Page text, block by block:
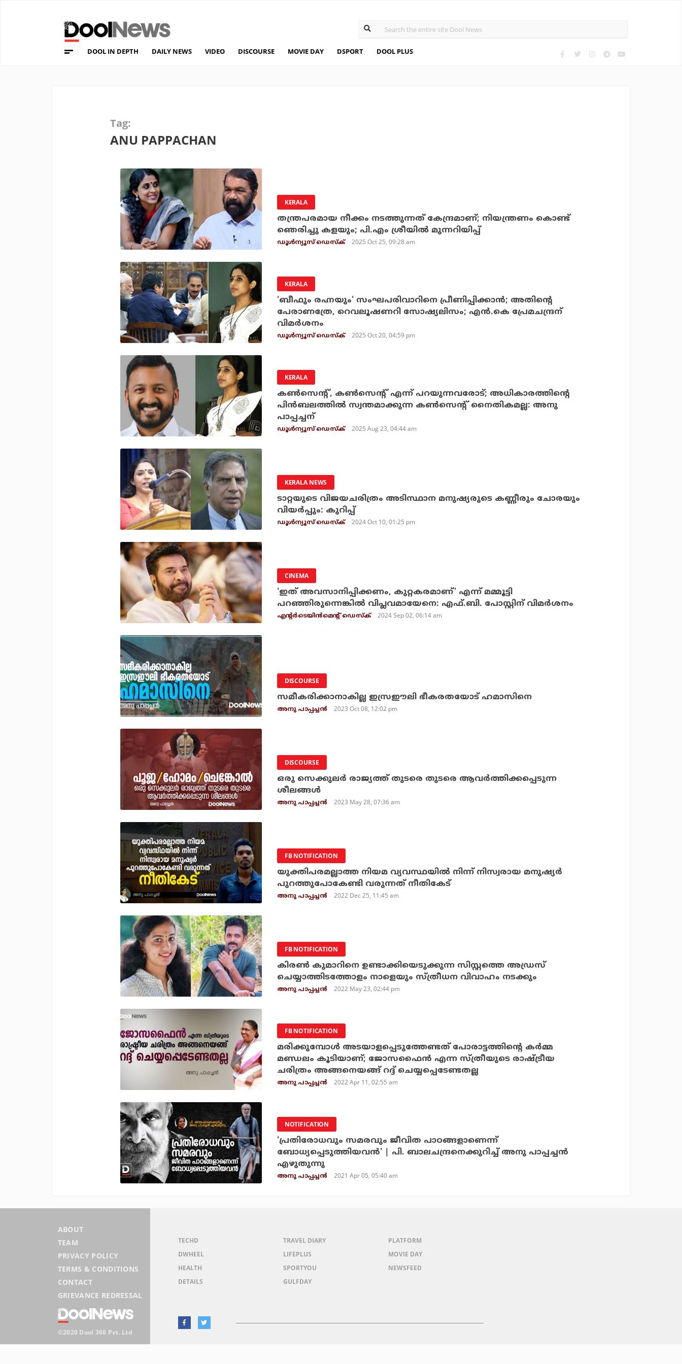
DOOL IN DEPTH DAILY NEWS VIDEO DISCOURSE MOVIE DAY DSPORT DOOL PLUS
Tag:
ANU PAPPACHAN
KERALA
തന്ത്രപരമായ നീക്കം നടത്തുന്നത് കേന്ദ്രമാണ്; നിയന്ത്രണം കൊണ്ട്
ഞെരിച്ചു കളയും; പി.എം ശ്രീയില്‍ മുന്നറിയിപ്പ്
ഡൂള്‍ന്യൂസ് ഡെസ്‌ക് 2025 Oct 25, 09:28 am
KERALA
'ബീഫും രഹ്നയും' സംഘപരിവാറിനെ പ്രീണിപ്പിക്കാന്‍; അതിന്റെ
പേരാണത്രേ, റെവലൂഷണറി സോഷ്യലിസം; എന്‍.കെ പ്രേമചന്ദ്രന്
വിമര്‍ശനം
ഡൂള്‍ന്യൂസ് ഡെസ്‌ക് 2025 Oct 20, 04:59 pm
KERALA
കണ്‍സെന്റ്, കണ്‍സെന്റ് എന്ന് പറയുന്നവരോട്; അധികാരത്തിന്റെ
പിന്‍ബലത്തില്‍ സ്വന്തമാക്കുന്ന കണ്‍സെന്റ് നൈതികമല്ല: അനു
പാപ്പച്ചന്
ഡൂള്‍ന്യൂസ് ഡെസ്‌ക് 2025 Aug 23, 04:44 am
KERALA NEWS
ടാറ്റയുടെ വിജയചരിത്രം അടിസ്ഥാന മനുഷ്യരുടെ കണ്ണീരും ചോരയും
വിയര്‍പ്പും: കുറിപ്പ്
ഡൂള്‍ന്യൂസ് ഡെസ്‌ക് 2024 Oct 10, 01:25 pm
CINEMA
'ഇത് അവസാനിപ്പിക്കണം, കുറ്റകരമാണ്' എന്ന് മമ്മൂട്ടി
പറഞ്ഞിരുന്നെങ്കില്‍ വിപ്ലവമായേനെ: എഫ്.ബി. പോസ്റ്റിന് വിമര്‍ശനം
എന്റര്‍ടെയിന്‍മെന്റ് ഡെസ്‌ക് 2024 Sep 02, 06:14 am
DISCOURSE
സമീകരിക്കാനാകില്ല ഇസ്രഈലി ഭീകരതയോട് ഹമാസിനെ
അനു പാപ്പച്ചന്‍ 2023 Oct 08, 12:02 pm
DISCOURSE
ഒരു സെക്കുലര്‍ രാജ്യത്ത് തുടരെ തുടരെ ആവര്‍ത്തിക്കപ്പെടുന്ന
ശീലങ്ങള്‍
അനു പാപ്പച്ചന്‍ 2023 May 28, 07:36 am
FB NOTIFICATION
യുക്തിപരമല്ലാത്ത നിയമ വ്യവസ്ഥയില്‍ നിന്ന് നിസ്വരായ മനുഷ്യര്‍
പുറത്തുപോകേണ്ടി വരുന്നത് നീതികേട്
അനു പാപ്പച്ചന്‍ 2022 Dec 25, 11:45 am
FB NOTIFICATION
കിരണ്‍ കുമാറിനെ ഉണ്ടാക്കിയെടുക്കുന്ന സിസ്റ്റത്തെ അഡ്രസ്
ചെയ്യാത്തിടത്തോളം നാളെയും സ്ത്രീധന വിവാഹം നടക്കും
അനു പാപ്പച്ചന്‍ 2022 May 23, 02:44 pm
FB NOTIFICATION
മരിക്കുമ്പോള്‍ അടയാളപ്പെടുത്തേണ്ടത് പോരാട്ടത്തിന്റെ കര്‍മ്മ
മണ്ഡലം കൂടിയാണ്; ജോസഫൈന്‍ എന്ന സ്ത്രീയുടെ രാഷ്ട്രീയ
ചരിത്രം അങ്ങനെയങ്ങ് റദ്ദ് ചെയ്യപ്പെടേണ്ടതല്ല
അനു പാപ്പച്ചന്‍ 2022 Apr 11, 02:55 am
NOTIFICATION
'പ്രതിരോധവും സമരവും ജീവിത പാഠങ്ങളാണെന്ന്
ബോധ്യപ്പെടുത്തിയവന്‍' | പി. ബാലചന്ദ്രനെക്കുറിച്ച് അനു പാപ്പച്ചന്‍
എഴുതുന്നു
അനു പാപ്പച്ചന്‍ 2021 Apr 05, 05:40 am
ABOUT
TEAM
PRIVACY POLICY
TERMS & CONDITIONS
CONTACT
GRIEVANCE REDRESSAL
©2020 Dool 360 Pvt. Ltd
TECHD
DWHEEL
HEALTH
DETAILS
TRAVEL DIARY
LIFEPLUS
SPORTYOU
GULFDAY
PLATFORM
MOVIE DAY
NEWSFEED